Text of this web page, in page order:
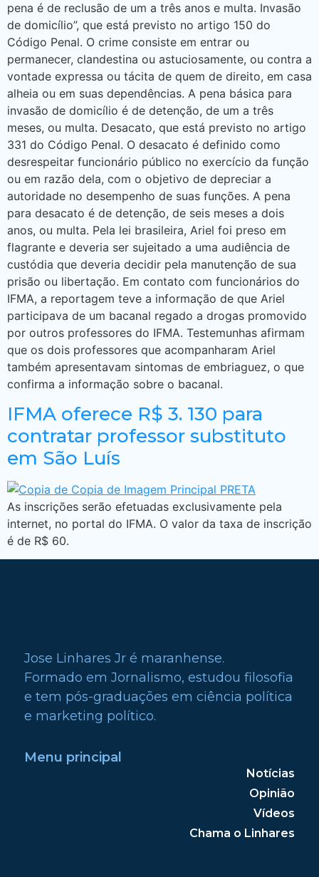
pena é de reclusão de um a três anos e multa. Invasão
de domicílio”, que está previsto no artigo 150 do
Código Penal. O crime consiste em entrar ou
permanecer, clandestina ou astuciosamente, ou contra a
vontade expressa ou tácita de quem de direito, em casa
alheia ou em suas dependências. A pena básica para
invasão de domicílio é de detenção, de um a três
meses, ou multa. Desacato, que está previsto no artigo
331 do Código Penal. O desacato é definido como
desrespeitar funcionário público no exercício da função
ou em razão dela, com o objetivo de depreciar a
autoridade no desempenho de suas funções. A pena
para desacato é de detenção, de seis meses a dois
anos, ou multa. Pela lei brasileira, Ariel foi preso em
flagrante e deveria ser sujeitado a uma audiência de
custódia que deveria decidir pela manutenção de sua
prisão ou libertação. Em contato com funcionários do
IFMA, a reportagem teve a informação de que Ariel
participava de um bacanal regado a drogas promovido
por outros professores do IFMA. Testemunhas afirmam
que os dois professores que acompanharam Ariel
também apresentavam sintomas de embriaguez, o que
confirma a informação sobre o bacanal.
IFMA oferece R$ 3. 130 para
contratar professor substituto
em São Luís
As inscrições serão efetuadas exclusivamente pela
internet, no portal do IFMA. O valor da taxa de inscrição
é de R$ 60.
Jose Linhares Jr é maranhense.
Formado em Jornalismo, estudou filosofia
e tem pós-graduações em ciência política
e marketing político.
Menu principal
Notícias
Opinião
Vídeos
Chama o Linhares